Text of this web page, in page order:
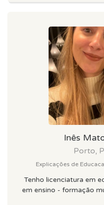
Inês
Porto,
Explicações de
Tenho licenciatura em
em ensino - formação